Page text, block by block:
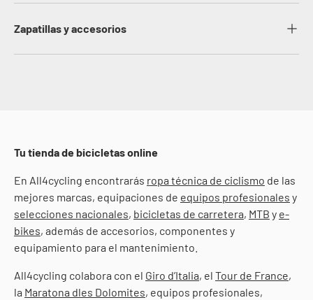
Zapatillas y accesorios
Tu tienda de bicicletas online
En All4cycling encontrarás ropa técnica de ciclismo de las
mejores marcas, equipaciones de equipos profesionales y
selecciones nacionales, bicicletas de carretera, MTB y e-
bikes, además de accesorios, componentes y
equipamiento para el mantenimiento.
All4cycling colabora con el Giro d’Italia, el Tour de France,
la Maratona dles Dolomites, equipos profesionales,